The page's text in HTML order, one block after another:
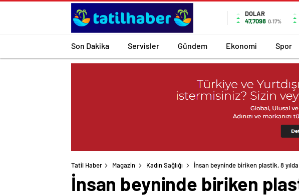
DOLAR
47,7098 0.17%
Son Dakika Servisler Gündem Ekonomi Spor
Tatil Haber Magazin Kadın Sağlığı İnsan beyninde biriken plastik, 8
İnsan beyninde biriken